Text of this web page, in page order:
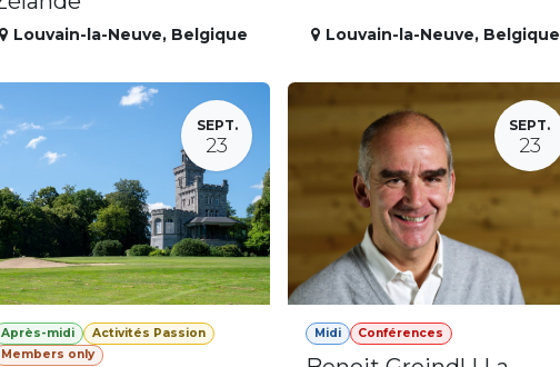
Louvain-la-Neuve, Belgique Louvain-la-Neuve, Belgique
SEPT.
23
Après-midi
Activités Passion
Members only
SEPT.
23
Midi Conférences